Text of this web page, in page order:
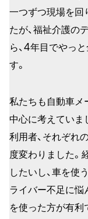
一つずつ現場を回
たが、福祉介護の
ら、4年目でやっ
す。
私たちも自動車メ
中心に考えていま
利用者、それぞれ
度変わりました。
したいし、車を使
ライバー不足に悩
を使った方が有利